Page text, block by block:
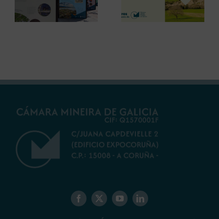
Centenario para
debatir sobre el
innovaciones en
restauración